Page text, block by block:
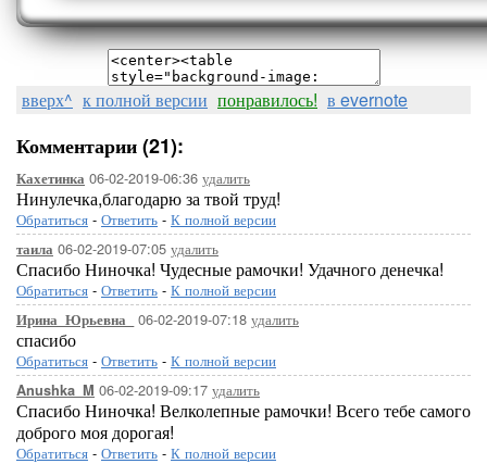
вверх^ к полной версии понравилось! в evernote
Комментарии (21):
Кахетинка 06-02-2019-06:36 удалить
Нинулечка,благодарю за твой труд!
Обратиться - Ответить - К полной версии
таила 06-02-2019-07:05 удалить
Спасибо Ниночка! Чудесные рамочки! Удачного денечка!
Обратиться - Ответить - К полной версии
Ирина_Юрьевна_ 06-02-2019-07:18 удалить
спасибо
Обратиться - Ответить - К полной версии
Anushka_M 06-02-2019-09:17 удалить
Спасибо Ниночка! Велколепные рамочки! Всего тебе самого
доброго моя дорогая!
Обратиться - Ответить - К полной версии